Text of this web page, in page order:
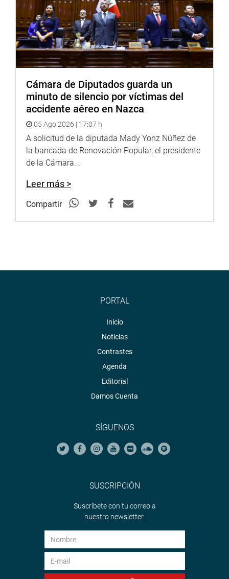
Cámara de Diputados guarda un
minuto de silencio por víctimas del
accidente aéreo en Nazca
05 Ago 2026 | 17:07 h
A solicitud de la diputada Mady Yonz Núñez de
la bancada de Renovación Popular, el presidente
de la Cámara...
Leer más >
Compartir
PORTAL
Inicio
Noticias
Contrastes
Agenda
Editorial
Damos Cuenta
SÍGUENOS
SUSCRIPCIÓN
Suscríbete con tu correo a
nuestro newsletter.